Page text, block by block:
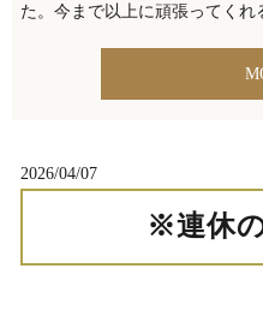
た。今まで以上に頑張ってく
2026/04/07
※連休